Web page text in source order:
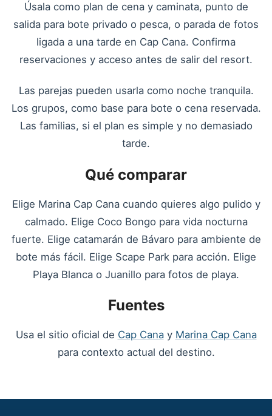
Úsala como plan de cena y caminata, punto de
salida para bote privado o pesca, o parada de fotos
ligada a una tarde en Cap Cana. Confirma
reservaciones y acceso antes de salir del resort.
Las parejas pueden usarla como noche tranquila.
Los grupos, como base para bote o cena reservada.
Las familias, si el plan es simple y no demasiado
tarde.
Qué comparar
Elige Marina Cap Cana cuando quieres algo pulido y
calmado. Elige Coco Bongo para vida nocturna
fuerte. Elige catamarán de Bávaro para ambiente de
bote más fácil. Elige Scape Park para acción. Elige
Playa Blanca o Juanillo para fotos de playa.
Fuentes
Usa el sitio oficial de Cap Canay Marina Cap Cana
para contexto actual del destino.